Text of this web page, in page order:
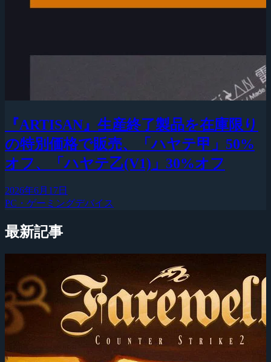
『ARTISAN』生産終了製品を在庫限り
の特別価格で販売、「ハヤテ甲」50%
オフ、「ハヤテ乙(V1)」30%オフ
2026年6月17日
PC・ゲーミングデバイス
最新記事